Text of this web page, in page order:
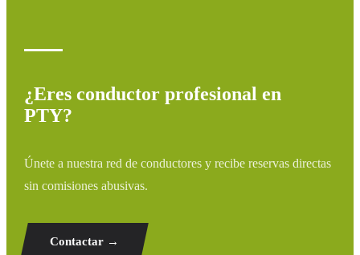
¿Eres conductor profesional en
PTY?
Únete a nuestra red de conductores y recibe reservas directas
sin comisiones abusivas.
Contactar →